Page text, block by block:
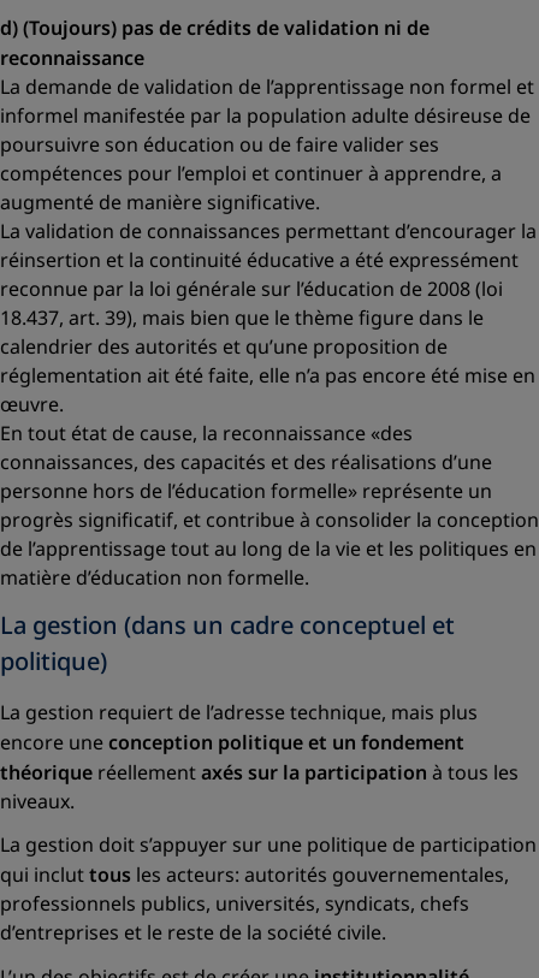
d) (Toujours) pas de crédits de validation ni de
reconnaissance
La demande de validation de l’apprentissage non formel et
informel manifestée par la population adulte désireuse de
poursuivre son éducation ou de faire valider ses
compétences pour l’emploi et continuer à apprendre, a
augmenté de manière significative.
La validation de connaissances permettant d’encourager la
réinsertion et la continuité éducative a été expressément
reconnue par la loi générale sur l’éducation de 2008 (loi
18.437, art. 39), mais bien que le thème figure dans le
calendrier des autorités et qu’une proposition de
réglementation ait été faite, elle n’a pas encore été mise en
œuvre.
En tout état de cause, la reconnaissance«des
connaissances, des capacités et des réalisations d’une
personne hors de l’éducation formelle» représente un
progrès significatif, et contribue à consolider la conception
de l’apprentissage tout au long de la vie et les politiques en
matière d’éducation non formelle.
La gestion (dans un cadre conceptuel et
politique)
La gestion requiert de l’adresse technique, mais plus
encore uneconception politique et un fondement
théorique réellementaxés sur la participation à tous les
niveaux.
La gestion doit s’appuyer sur une politique de participation
qui incluttous les acteurs: autorités gouvernementales,
professionnels publics, universités, syndicats, chefs
d’entreprises et le reste de la société civile.